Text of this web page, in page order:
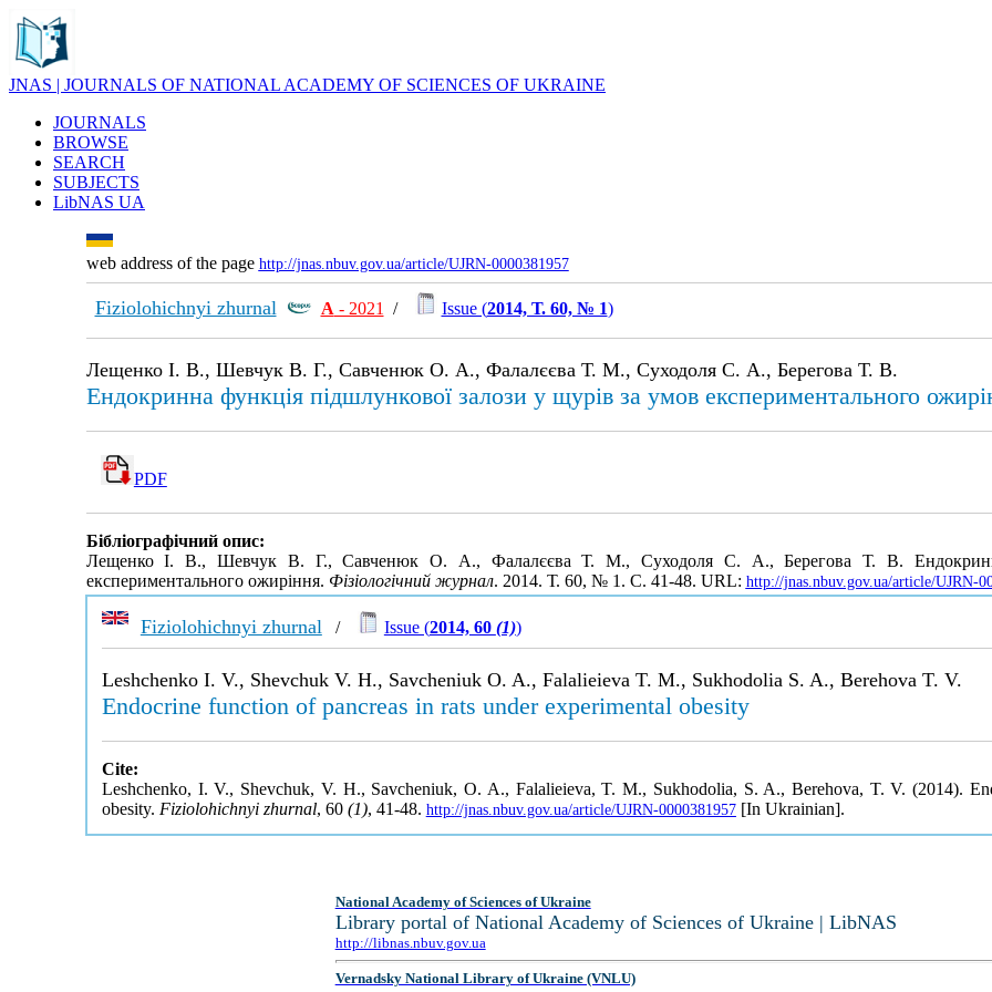
JNAS | JOURNALS OF NATIONAL ACADEMY OF SCIENCES OF UKRAINE
JOURNALS
BROWSE
SEARCH
SUBJECTS
LibNAS UA
web address of the page http://jnas.nbuv.gov.ua/article/UJRN-0000381957
Fiziolohichnyi zhurnal А - 2021 / Issue (2014, Т. 60, № 1)
Лещенко І. В., Шевчук В. Г., Савченюк О. А., Фалалєєва Т. М., Суходоля С. А., Берегова Т. В.
Ендокринна функція підшлункової залози у щурів за умов експериментального
PDF
Бібліографічний опис:
Лещенко І. В., Шевчук В. Г., Савченюк О. А., Фалалєєва Т. М., Суходоля С. А., Берегова Т. В.
експериментального ожиріння. Фізіологічний журнал. 2014. Т. 60, № 1. С. 41-48. URL: http://jnas.nbuv.gov.ua/article/UJRN-
Fiziolohichnyi zhurnal / Issue (2014, 60 (1))
Leshchenko I. V., Shevchuk V. H., Savcheniuk O. A., Falalieieva T. M., Sukhodolia S. A., Berehova T. V.
Endocrine function of pancreas in rats under experimental obesity
Cite:
Leshchenko, I. V., Shevchuk, V. H., Savcheniuk, O. A., Falalieieva, T. M., Sukhodolia, S. A., Berehova, T. V. (2014).
obesity. Fiziolohichnyi zhurnal, 60 (1), 41-48. http://jnas.nbuv.gov.ua/article/UJRN-0000381957[In Ukrainian].
National Academy of Sciences of Ukraine
Library portal of National Academy of Sciences of Ukraine | LibNAS
http://libnas.nbuv.gov.ua
Vernadsky National Library of Ukraine (VNLU)